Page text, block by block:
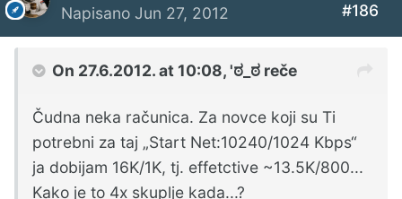
Napisano Jun 27, 2012 #186
On 27.6.2012. at 10:08, 'ಠ_ಠ reče
Čudna neka računica. Za novce koji su Ti
potrebni za taj „Start Net:10240/1024 Kbps“
ja dobijam 16K/1K, tj. effetctive ~13.5K/800...
Kako je to 4x skuplje kada...?